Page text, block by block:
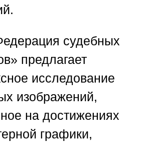
судебных
предлагает
исследование
изображений,
на достижениях
графики,